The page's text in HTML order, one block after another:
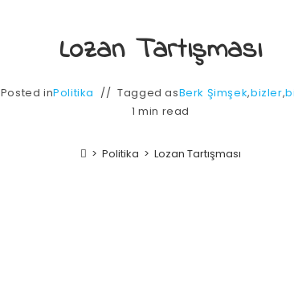
Lozan Tartışması
Posted inPolitika Tagged asBerk Şimşek,bizler,
1 min read
> Politika > Lozan Tartışması